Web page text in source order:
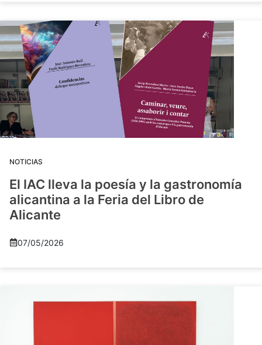
NOTICIAS
El IAC lleva la poesía y la gastronomía
alicantina a la Feria del Libro de
Alicante
07/05/2026